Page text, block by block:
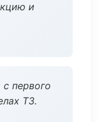
и
первого
ТЗ.